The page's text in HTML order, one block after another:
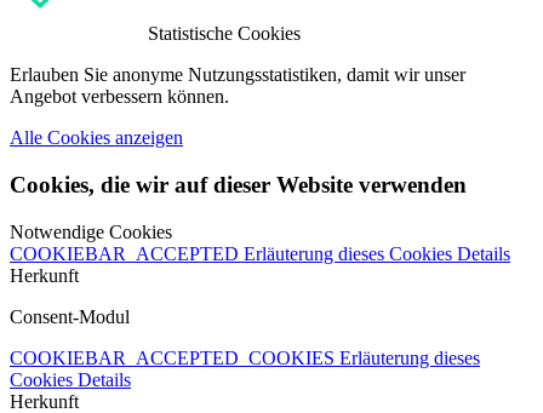
Statistische Cookies
Erlauben Sie anonyme Nutzungsstatistiken, damit wir unser
Angebot verbessern können.
Alle Cookies anzeigen
Cookies, die wir auf dieser Website verwenden
Notwendige Cookies
COOKIEBAR_ACCEPTED Erläuterung dieses Cookies Details
Herkunft
Consent-Modul
COOKIEBAR_ACCEPTED_COOKIES Erläuterung dieses
Cookies Details
Herkunft